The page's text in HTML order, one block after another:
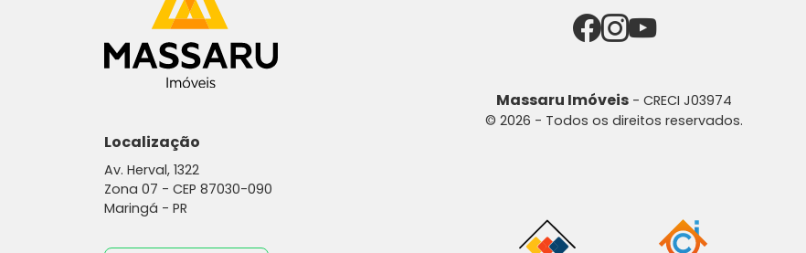
Localização
Av. Herval, 1322
Zona 07 - CEP 87030-090
Maringá - PR
Massaru Imóveis - CRECI J03974
© 2026 - Todos os direitos reservados.